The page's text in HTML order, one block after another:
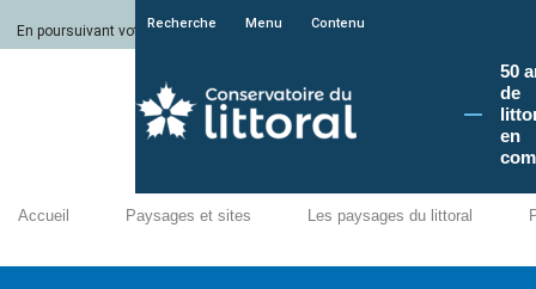
En poursuivant votre navigation sur le site du Conservatoire du littoral, vous
Recherche Menu Contenu
50
de
en
Accueil Paysages et sites Les paysages du littoral